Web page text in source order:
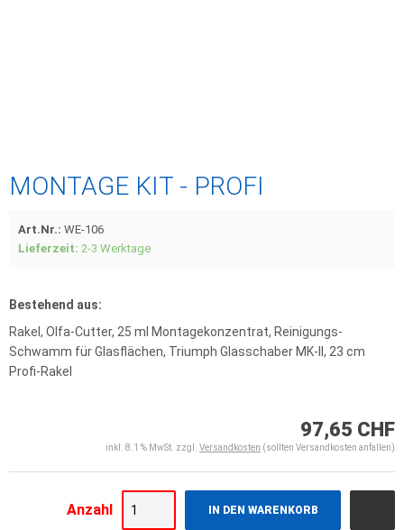
MONTAGE KIT - PROFI
Art.Nr.: WE-106
Lieferzeit: 2-3 Werktage
Bestehend aus:
Rakel, Olfa-Cutter, 25 ml Montagekonzentrat, Reinigungs-
Schwamm für Glasflächen, Triumph Glasschaber MK-II, 23 cm
Profi-Rakel
97,65 CHF
inkl. 8.1 % MwSt. zzgl. Versandkosten (sollten Versandkosten anfallen)
Anzahl IN DEN WARENKORB